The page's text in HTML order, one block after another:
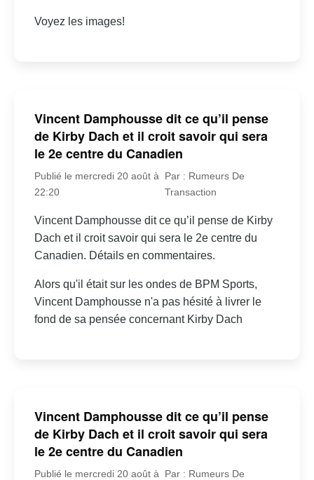
Voyez les images!
Vincent Damphousse dit ce qu’il pense
de Kirby Dach et il croit savoir qui sera
le 2e centre du Canadien
Publié le mercredi 20 août à
22:20
Par : Rumeurs De
Transaction
Vincent Damphousse dit ce qu’il pense de Kirby
Dach et il croit savoir qui sera le 2e centre du
Canadien. Détails en commentaires.
Alors qu'il était sur les ondes de BPM Sports,
Vincent Damphousse n'a pas hésité à livrer le
fond de sa pensée concernant Kirby Dach
Vincent Damphousse dit ce qu’il pense
de Kirby Dach et il croit savoir qui sera
le 2e centre du Canadien
Publié le mercredi 20 août à
Par : Rumeurs De